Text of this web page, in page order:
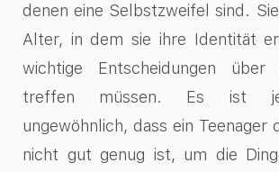
denen eine Selbstzweifel sind.
Alter, in dem sie ihre Identität
wichtige Entscheidungen über
treffen müssen. Es ist
ungewöhnlich, dass ein Teenager
nicht gut genug ist, um die